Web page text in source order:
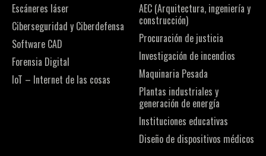
Escáneres láser
Ciberseguridad y Ciberdefensa
Software CAD
Forensia Digital
IoT – Internet de las cosas
AEC (Arquitectura, ingeniería y
construcción)
Procuración de justicia
Investigación de incendios
Maquinaria Pesada
Plantas industriales y
generación de energía
Instituciones educativas
Diseño de dispositivos médicos